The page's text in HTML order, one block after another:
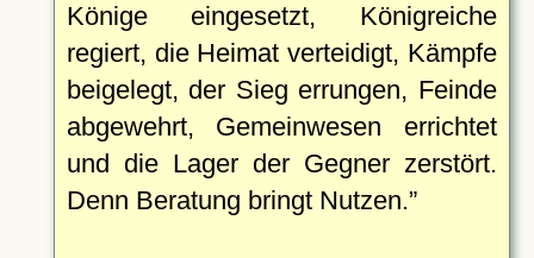
Könige eingesetzt, Königreiche
regiert, die Heimat verteidigt, Kämpfe
beigelegt, der Sieg errungen, Feinde
abgewehrt, Gemeinwesen errichtet
und die Lager der Gegner zerstört.
Denn Beratung bringt Nutzen.